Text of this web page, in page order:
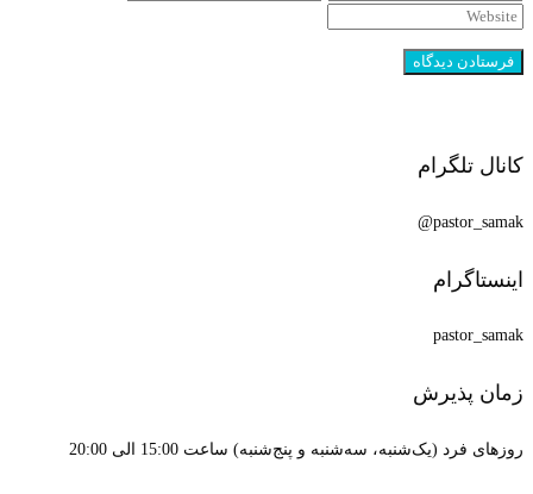
کانال تلگرام
pastor_samak@
اینستاگرام
pastor_samak
زمان پذیرش
روزهای فرد (یک‌شنبه، سه‌شنبه و پنج‌شنبه) ساعت 15:00 الی 20:00